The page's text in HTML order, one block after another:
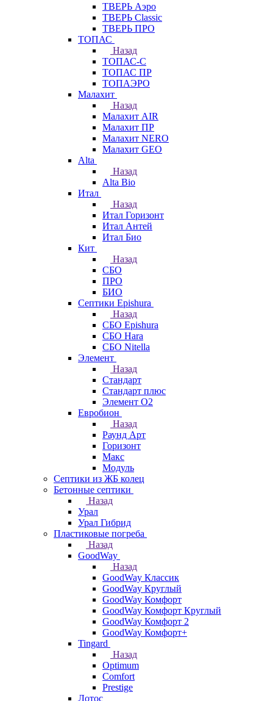
ТВЕРЬ Аэро
ТВЕРЬ Classic
ТВЕРЬ ПРО
ТОПАС
Назад
ТОПАС-С
ТОПАС ПР
ТОПАЭРО
Малахит
Назад
Малахит AIR
Малахит ПР
Малахит NERO
Малахит GEO
Alta
Назад
Alta Bio
Итал
Назад
Итал Горизонт
Итал Антей
Итал Био
Кит
Назад
СБО
ПРО
БИО
Септики Epishura
Назад
СБО Epishura
СБО Hara
СБО Nitella
Элемент
Назад
Стандарт
Стандарт плюс
Элемент О2
Евробион
Назад
Раунд Арт
Горизонт
Макс
Модуль
Септики из ЖБ колец
Бетонные септики
Назад
Урал
Урал Гибрид
Пластиковые погреба
Назад
GoodWay
Назад
GoodWay Классик
GoodWay Круглый
GoodWay Комфорт
GoodWay Комфорт Круглый
GoodWay Комфорт 2
GoodWay Комфорт+
Tingard
Назад
Optimum
Comfort
Prestige
Лотос